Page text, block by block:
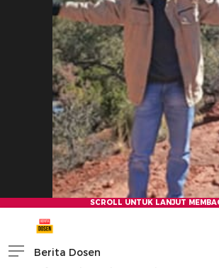
Berita Dosen